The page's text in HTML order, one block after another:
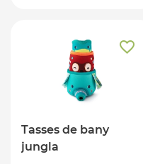
Tasses de bany
jungla